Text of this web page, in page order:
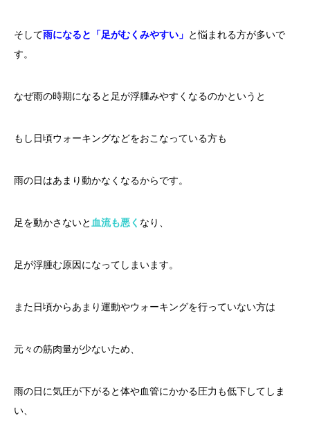
そして雨になると「足がむくみやすい」 と悩まれる方が多いで
す。
なぜ雨の時期になると足が浮腫みやすくなるのかというと
もし日頃ウォーキングなどをおこなっている方も
雨の日はあまり動かなくなるからです。
足を動かさないと血流も悪く なり、
足が浮腫む原因になってしまいます。
また日頃からあまり運動やウォーキングを行っていない方は
元々の筋肉量が少ないため、
雨の日に気圧が下がると体や血管にかかる圧力も低下してしま
い、